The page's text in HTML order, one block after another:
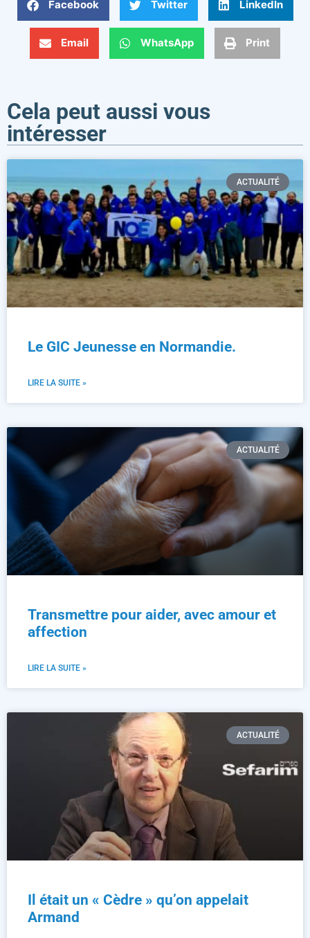
Facebook Twitter LinkedIn
Email WhatsApp Print
Cela peut aussi vous
intéresser
ACTUALITÉ
Le GIC Jeunesse en Normandie.
LIRE LA SUITE »
ACTUALITÉ
Transmettre pour aider, avec amour et
affection
LIRE LA SUITE »
ACTUALITÉ
Il était un « Cèdre » qu’on appelait
Armand